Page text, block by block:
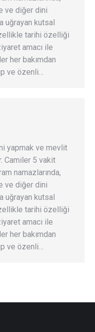
ve diğer dini
uğrayan kutsal
tarihi özelliği
amacı ile
her bakımdan
ve özenli…
yapmak ve mevlit
Camiler 5 vakit
namazlarında,
ve diğer dini
uğrayan kutsal
tarihi özelliği
amacı ile
her bakımdan
ve özenli…